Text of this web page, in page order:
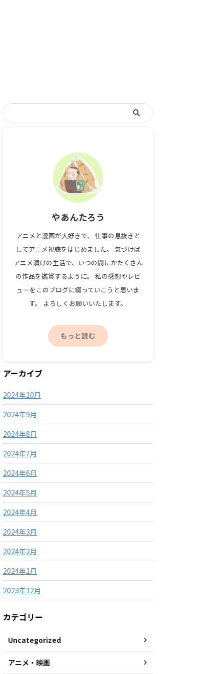
やあんたろう
アニメと漫画が大好きで、 仕事の息抜きと
してアニメ視聴をはじめました。 気づけば
アニメ漬けの生活で、いつの間にかたくさん
の作品を鑑賞するように。 私の感想やレビ
ューをこのブログに綴っていこうと思いま
す。 よろしくお願いいたします。
もっと読む
アーカイブ
2024年10月
2024年9月
2024年8月
2024年7月
2024年6月
2024年5月
2024年4月
2024年3月
2024年2月
2024年1月
2023年12月
カテゴリー
Uncategorized
アニメ・映画